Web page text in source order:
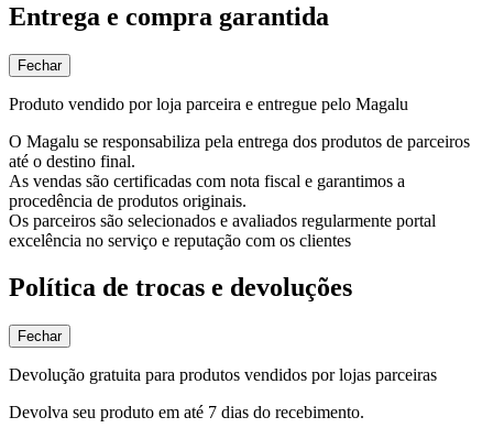
Entrega e compra garantida
Fechar
Produto vendido por loja parceira e entregue pelo Magalu
O Magalu se responsabiliza pela entrega dos produtos de parceiros
até o destino final.
As vendas são certificadas com nota fiscal e garantimos a
procedência de produtos originais.
Os parceiros são selecionados e avaliados regularmente portal
excelência no serviço e reputação com os clientes
Política de trocas e devoluções
Fechar
Devolução gratuita para produtos vendidos por lojas parceiras
Devolva seu produto em até 7 dias do recebimento.